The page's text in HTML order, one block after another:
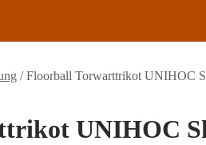
/Floorball Torwarttrikot UNIHOC
UNIHOC